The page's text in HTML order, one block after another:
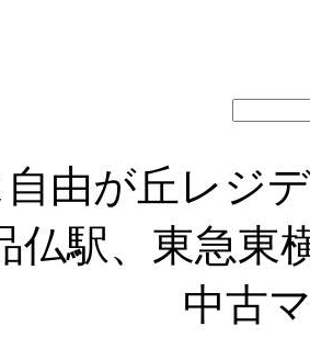
由が丘レジ
仏駅、東急東
中古